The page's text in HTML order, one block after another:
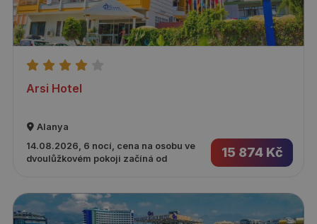
Arsi Hotel
Alanya
14.08.2026, 6 nocí, cena na osobu ve
dvoulůžkovém pokoji začíná od
15 874 Kč